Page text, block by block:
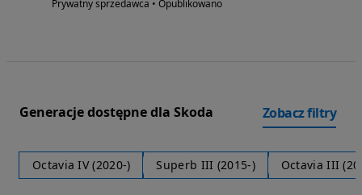
Prywatny sprzedawca • Opublikowano
Generacje dostępne dla Skoda Zobacz filtry
Octavia IV (2020-) Superb III (2015-) Octavia III